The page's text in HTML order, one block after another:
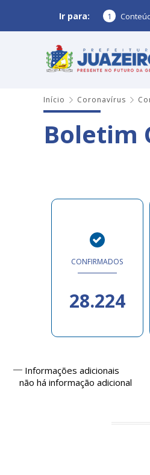
Ir para: 1
Início Coronavírus
Boletim
CONFIRMADOS
28.224
Informações adicionais
não há informação adicional